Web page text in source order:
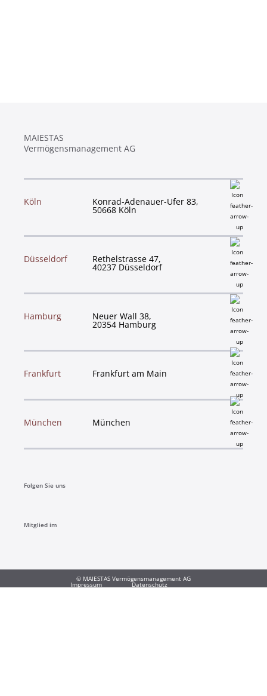
MAIESTAS
Vermögensmanagement AG
Köln Konrad-Adenauer-Ufer 83,
50668 Köln
Düsseldorf Rethelstrasse 47,
40237 Düsseldorf
Hamburg Neuer Wall 38,
20354 Hamburg
Frankfurt Frankfurt am Main
München München
Folgen Sie uns​
Mitglied im
© MAIESTAS Vermögensmanagement AG
Impressum Datenschutz